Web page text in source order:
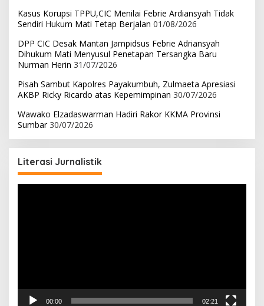
Kasus Korupsi TPPU,CIC Menilai Febrie Ardiansyah Tidak
Sendiri Hukum Mati Tetap Berjalan 01/08/2026
DPP CIC Desak Mantan Jampidsus Febrie Adriansyah
Dihukum Mati Menyusul Penetapan Tersangka Baru
Nurman Herin 31/07/2026
Pisah Sambut Kapolres Payakumbuh, Zulmaeta Apresiasi
AKBP Ricky Ricardo atas Kepemimpinan 30/07/2026
Wawako Elzadaswarman Hadiri Rakor KKMA Provinsi
Sumbar 30/07/2026
Literasi Jurnalistik
00:00 02:21